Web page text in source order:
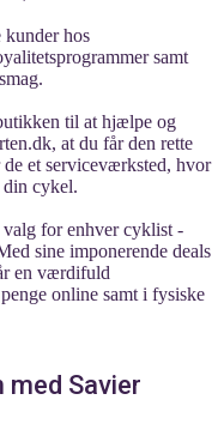
kunder hos
samt
til at hjælpe og
at du får den rette
et serviceværksted, hvor
din cykel.
for enhver cyklist -
sine imponerende deals
en værdifuld
online samt i fysiske
med Savier